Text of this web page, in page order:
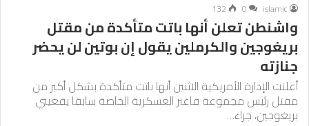
islamic
0
132
واشنطن تعلن أنها باتت متأكدة من مقتل
بريغوجين والكرملين يقول إن بوتين لن يحضر
جنازته
أعلنت الإدارة الأمريكية الاثنين أنها باتت متأكدة بشكل أكبر من
مقتل رئيس مجموعة فاغنر العسكرية الخاصة سابقا يفغيني
بريغوجين، جراء…